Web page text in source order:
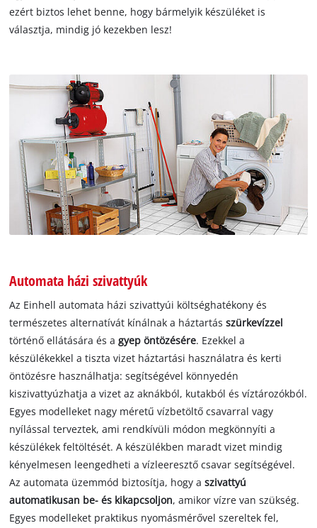
ezért biztos lehet benne, hogy bármelyik készüléket is
választja, mindig jó kezekben lesz!
Automata házi szivattyúk
Az Einhell automata házi szivattyúi költséghatékony és
természetes alternatívát kínálnak a háztartásszürkevízzel
történő ellátására és agyep öntözésére. Ezekkel a
készülékekkel a tiszta vizet háztartási használatra és kerti
öntözésre használhatja: segítségével könnyedén
kiszivattyúzhatja a vizet az aknákból, kutakból és víztározókból.
Egyes modelleket nagy méretű vízbetöltő csavarral vagy
nyílással terveztek, ami rendkívüli módon megkönnyíti a
készülékek feltöltését. A készülékben maradt vizet mindig
kényelmesen leengedheti a vízleeresztő csavar segítségével.
Az automata üzemmód biztosítja, hogy aszivattyú
automatikusan be- és kikapcsoljon, amikor vízre van szükség.
Egyes modelleket praktikus nyomásmérővel szereltek fel,